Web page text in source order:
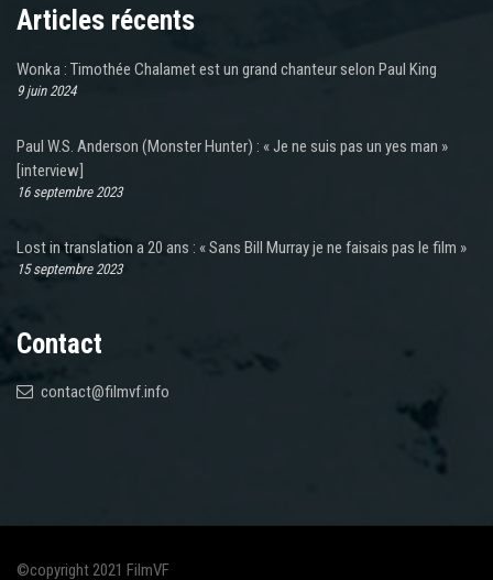
Articles récents
Wonka : Timothée Chalamet est un grand chanteur selon Paul King
9 juin 2024
Paul W.S. Anderson (Monster Hunter) : « Je ne suis pas un yes man »
[interview]
16 septembre 2023
Lost in translation a 20 ans : « Sans Bill Murray je ne faisais pas le film »
15 septembre 2023
Contact
contact@filmvf.info
©copyright 2021 FilmVF